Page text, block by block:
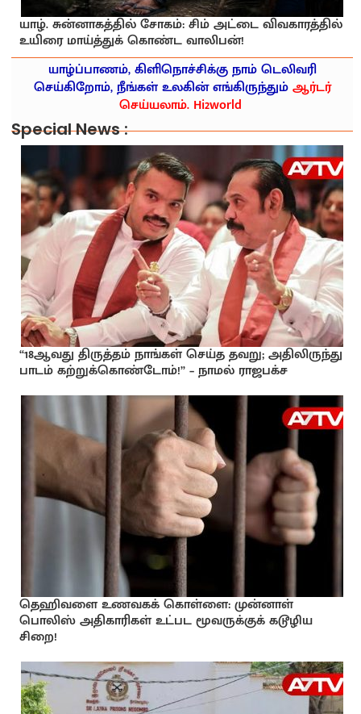
யாழ். சுன்னாகத்தில் சோகம்: சிம் அட்டை விவகாரத்தில்
உயிரை மாய்த்துக் கொண்ட வாலிபன்!
யாழ்ப்பாணம், கிளிநொச்சிக்கு நாம் டெலிவரி
செய்கிறோம், நீங்கள் உலகின் எங்கிருந்தும்ஆர்டர்
செய்யலாம். Hi2world
Special News :
“18ஆவது திருத்தம் நாங்கள் செய்த தவறு; அதிலிருந்து
பாடம் கற்றுக்கொண்டோம்!” – நாமல் ராஜபக்ச
தெஹிவளை உணவகக் கொள்ளை: முன்னாள்
பொலிஸ் அதிகாரிகள் உட்பட மூவருக்குக் கடூழிய
சிறை!